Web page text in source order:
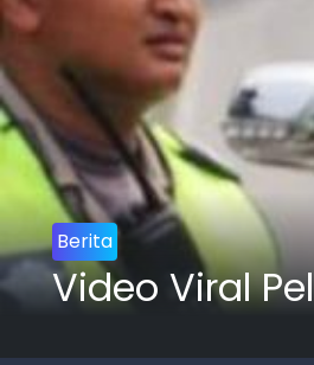
Berita
Video Viral